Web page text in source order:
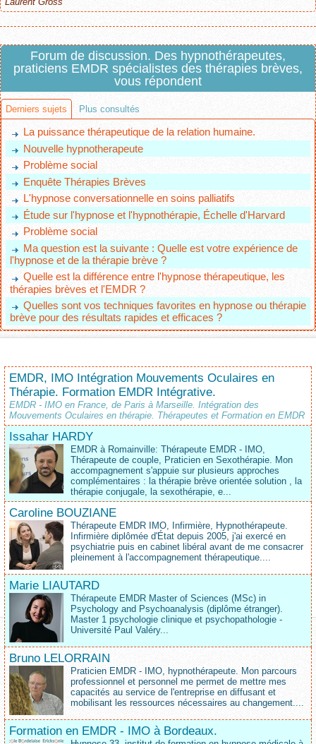
Forum de discussion. Des hypnothérapeutes,
praticiens EMDR spécialistes des thérapies brèves,
vous répondent
Derniers sujets Plus consultés
La puissance thérapeutique de la relation humaine.
Nouvelle hypnotherapeute
Problème social
Enquête Thérapies Brèves
L'hypnose conversationnelle en soins palliatifs
Étude sur l'hypnose et l'hypnothérapie, Échelle d'Harvard
Problème social
Ma question est la suivante : Quelle est votre expérience de
l'hypnose et de la thérapie brève ?
Quelle est la différence entre l'hypnose thérapeutique, les
thérapies brèves et l'EMDR ?
Quelles sont vos techniques favorites en hypnose ou thérapie
brève pour des résultats rapides et efficaces ?
EMDR, IMO Intégration Mouvements Oculaires en
Thérapie. Formation EMDR Intégrative.
EMDR - IMO en France, de Paris à Marseille. Intégration des
Mouvements Oculaires en thérapie. Thérapeutes et Formation en EMDR
Issahar HARDY
EMDR à Romainville: Thérapeute EMDR - IMO,
Thérapeute de couple, Praticien en Sexothérapie. Mon
accompagnement s'appuie sur plusieurs approches
complémentaires : la thérapie brève orientée solution , la
thérapie conjugale, la sexothérapie, e...
Caroline BOUZIANE
Thérapeute EMDR IMO, Infirmière, Hypnothérapeute.
Infirmière diplômée d'État depuis 2005, j'ai exercé en
psychiatrie puis en cabinet libéral avant de me consacrer
pleinement à l'accompagnement thérapeutique....
Marie LIAUTARD
Thérapeute EMDR Master of Sciences (MSc) in
Psychology and Psychoanalysis (diplôme étranger).
Master 1 psychologie clinique et psychopathologie -
Université Paul Valéry...
Bruno LELORRAIN
Praticien EMDR - IMO, hypnothérapeute. Mon parcours
professionnel et personnel me permet de mettre mes
capacités au service de l'entreprise en diffusant et
mobilisant les ressources nécessaires au changement....
Formation en EMDR - IMO à Bordeaux.